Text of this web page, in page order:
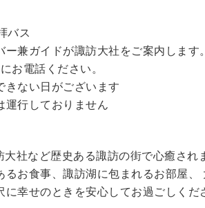
バス
兼ガイドが諏訪大社をご案内します。
お電話ください。
ない日がございます
行しておりません
大社など歴史ある諏訪の街で心癒され
るお食事、諏訪湖に包まれるお部屋、
幸せのときを安心してお過ごしくだ